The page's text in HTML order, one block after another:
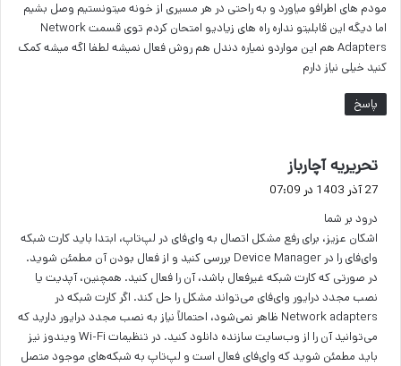
مودم های اطرافو میاورد و به راحتی در هر مسیری از خونه میتونستیم وصل بشیم
اما دیگه این قابلیتو نداره راه های زیادیو امتحان کردم توی قسمت Network
Adapters هم این مواردو نمیاره دندل هم روش فعال نمیشه لطفا اگه میشه کمک
کنید خیلی نیاز دارم
پاسخ
تحریریه آچارباز
ف
27 آذر 1403 در 07:09
درود بر شما
اشکان عزیز، برای رفع مشکل اتصال به وای‌فای در لپ‌تاپ، ابتدا باید کارت شبکه
وای‌فای را در Device Manager بررسی کنید و از فعال بودن آن مطمئن شوید.
در صورتی که کارت شبکه غیرفعال باشد، آن را فعال کنید. همچنین، آپدیت یا
نصب مجدد درایور وای‌فای می‌تواند مشکل را حل کند. اگر کارت شبکه در
Network adapters ظاهر نمی‌شود، احتمالاً نیاز به نصب مجدد درایور دارید که
می‌توانید آن را از وب‌سایت سازنده دانلود کنید. در تنظیمات Wi-Fi ویندوز نیز
باید مطمئن شوید که وای‌فای فعال است و لپ‌تاپ به شبکه‌های موجود متصل